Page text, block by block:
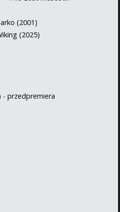
(2001)
(2025)
- przedpremiera